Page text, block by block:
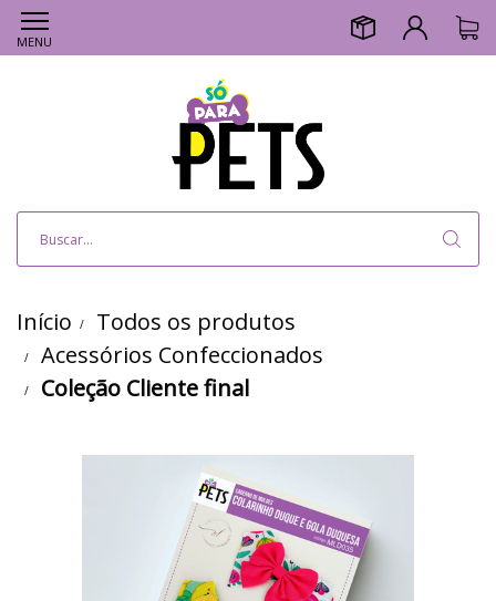
MENU
Início
Todos os produtos
Acessórios Confeccionados
Coleção Cliente final